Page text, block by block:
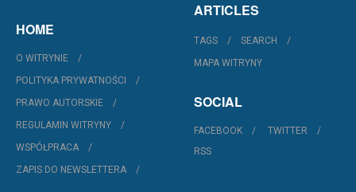
HOME
O WITRYNIE
POLITYKA PRYWATNOŚCI
PRAWO AUTORSKIE
REGULAMIN WITRYNY
WSPÓŁPRACA
ZAPIS DO NEWSLETTERA
ARTICLES
TAGS
SEARCH
MAPA WITRYNY
SOCIAL
FACEBOOK
TWITTER
RSS